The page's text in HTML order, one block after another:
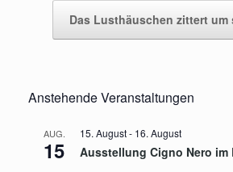
Das Lusthäuschen zittert
Anstehende Veranstaltungen
AUG.
15
15. August- 16. August
Ausstellung Cigno Nero